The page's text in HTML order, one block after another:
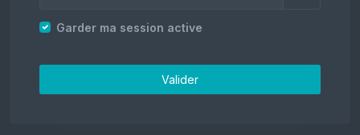
Garder ma session active
Valider